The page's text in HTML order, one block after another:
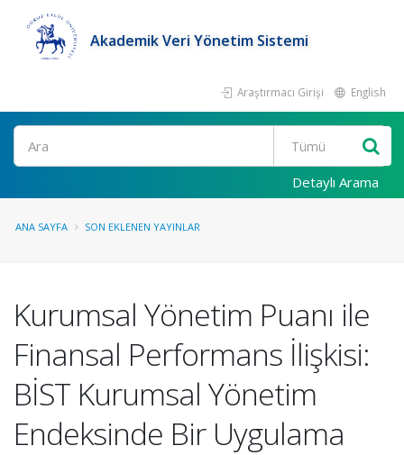
Akademik Veri Yönetim Sistemi
Araştırmacı Girişi English
Ara
Detaylı Arama
ANA SAYFA SON EKLENEN YAYINLAR
Kurumsal Yönetim Puanı ile
Finansal Performans İlişkisi:
BİST Kurumsal Yönetim
Endeksinde Bir Uygulama